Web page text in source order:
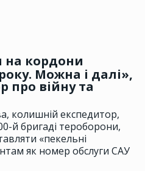
на кордони
Можна і далі»,
про війну та
колишній експедитор,
й бригаді тероборони,
«пекельні
як номер обслуги САУ